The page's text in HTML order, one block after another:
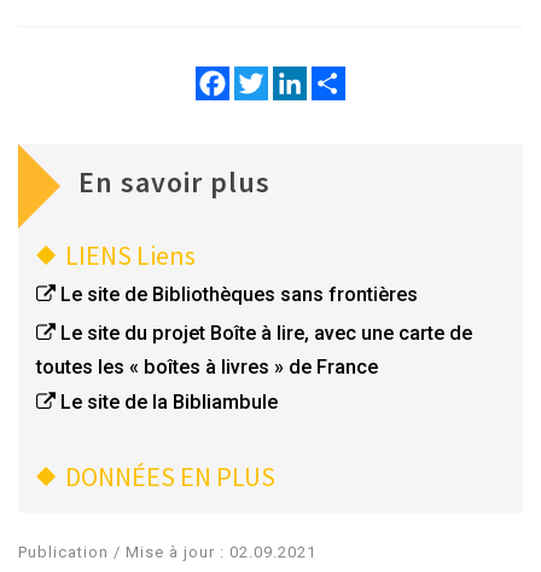
FacebookTwitterLinkedIn
En savoir plus
LIENS Liens
Le site de Bibliothèques sans frontières
Le site du projet Boîte à lire, avec une carte de
toutes les « boîtes à livres » de France
Le site de la Bibliambule
DONNÉES EN PLUS
Publication / Mise à jour : 02.09.2021